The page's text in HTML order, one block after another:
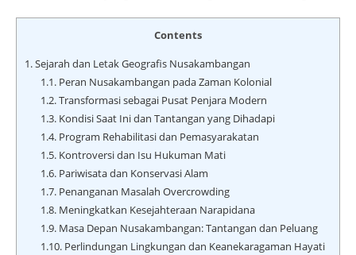
Contents
1.Sejarah dan Letak Geografis Nusakambangan
1.1.Peran Nusakambangan pada Zaman Kolonial
1.2.Transformasi sebagai Pusat Penjara Modern
1.3.Kondisi Saat Ini dan Tantangan yang Dihadapi
1.4.Program Rehabilitasi dan Pemasyarakatan
1.5.Kontroversi dan Isu Hukuman Mati
1.6.Pariwisata dan Konservasi Alam
1.7.Penanganan Masalah Overcrowding
1.8.Meningkatkan Kesejahteraan Narapidana
1.9.Masa Depan Nusakambangan: Tantangan dan Peluang
1.10.Perlindungan Lingkungan dan Keanekaragaman Hayati